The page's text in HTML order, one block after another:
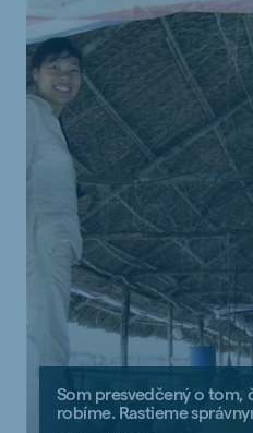
Som presvedčený o tom,
robíme. Rastieme